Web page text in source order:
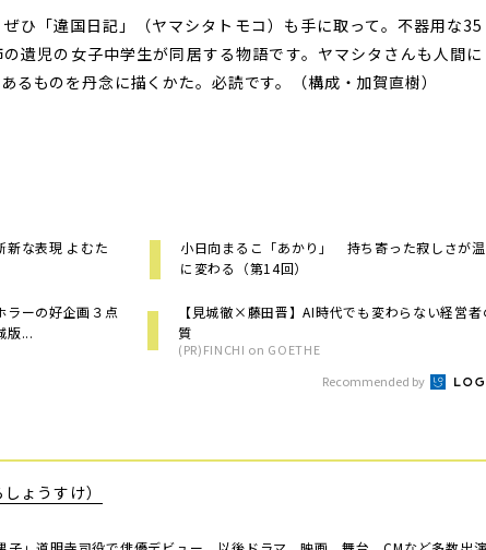
ひ「違国日記」（ヤマシタトモコ）も手に取って。不器用な35
遺児の女子中学生が同居する物語です。ヤマシタさんも人間に
るものを丹念に描くかた。必読です。（構成・加賀直樹）
な表現 よむた
小日向まるこ「あかり」 持ち寄った寂しさが
に変わる（第14回）
ラーの好企画３点
版...
【見城徹×藤田晋】AI時代でも変わらない経営者
質
(PR)FINCHI on GOETHE
Recommended by
ょうすけ）